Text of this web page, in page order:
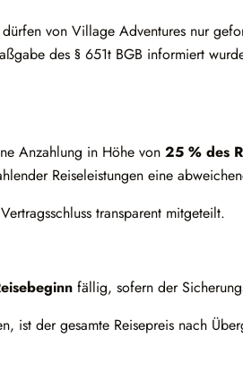
von Village Adventures nur
des § 651t BGB informiert
Anzahlung in Höhe von 25 % des
Reiseleistungen eine
transparent mitgeteilt.
fällig, sofern der
ist der gesamte Reisepreis nach